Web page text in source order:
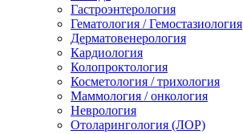
Гастроэнтерология
Гематология / Гемостазиология
Дерматовенерология
Кардиология
Колопроктология
Косметология / трихология
Маммология / онкология
Неврология
Отоларингология (ЛОР)